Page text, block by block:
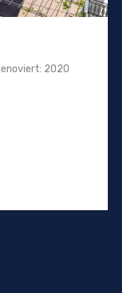
2020